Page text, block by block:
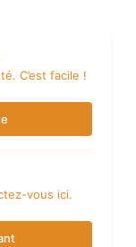
C’est facile !
vous ici.